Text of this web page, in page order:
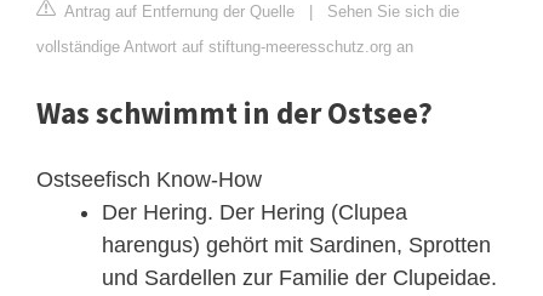
Antrag auf Entfernung der Quelle | Sehen Sie sich die
vollständige Antwort auf stiftung-meeresschutz.org an
Was schwimmt in der Ostsee?
Ostseefisch Know-How
Der Hering. Der Hering (Clupea
harengus) gehört mit Sardinen, Sprotten
und Sardellen zur Familie der Clupeidae.